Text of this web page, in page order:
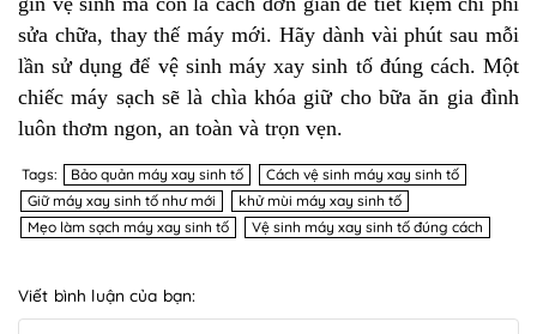
sửa chữa, thay thế máy mới. Hãy dành vài phút sau mỗi
lần sử dụng để vệ sinh máy xay sinh tố đúng cách. Một
chiếc máy sạch sẽ là chìa khóa giữ cho bữa ăn gia đình
luôn thơm ngon, an toàn và trọn vẹn.
Tags: Bảo quản máy xay sinh tố
Cách vệ sinh máy xay sinh tố
Giữ máy xay sinh tố như mới
khử mùi máy xay sinh tố
Mẹo làm sạch máy xay sinh tố
Vệ sinh máy xay sinh tố đúng cách
Viết bình luận của bạn: